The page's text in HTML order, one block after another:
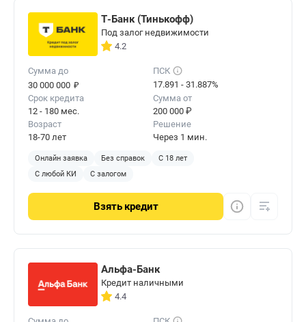
Т-Банк (Тинькофф)
Под залог недвижимости
4.2
Сумма до
30 000 000 ₽
ПСК
17.891 - 31.887%
Срок кредита
12 - 180 мес.
Сумма от
200 000 ₽
Возраст
18-70 лет
Решение
Через 1 мин.
Онлайн заявка Без справок
С 18 лет
С любой КИ
С залогом
Взять кредит
Альфа-Банк
Кредит наличными
4.4